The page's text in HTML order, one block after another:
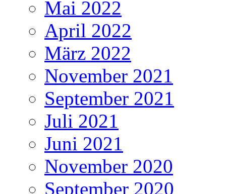
Mai 2022
April 2022
März 2022
November 2021
September 2021
Juli 2021
Juni 2021
November 2020
September 2020